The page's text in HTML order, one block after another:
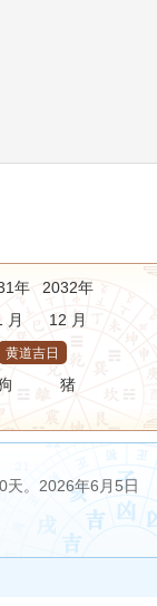
年
2032年
月
12 月
黄道吉日
猪
天。2026年6月5日